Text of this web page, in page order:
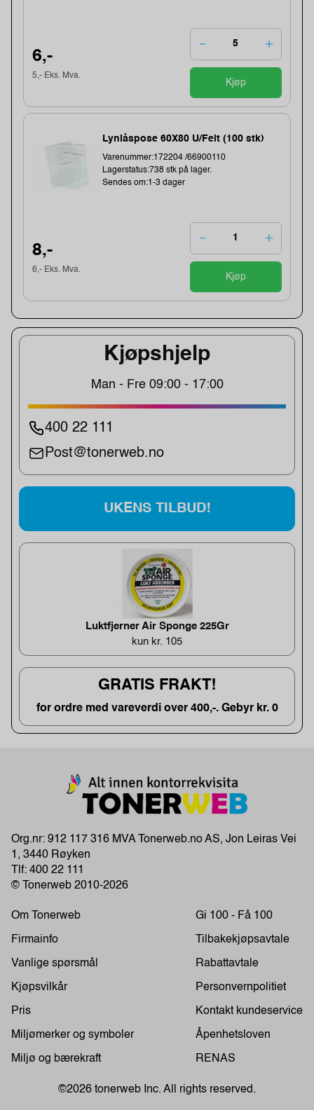
Kjøpshjelp
Man - Fre 09:00 - 17:00
400 22 111
Post@tonerweb.no
UKENS TILBUD!
Luktfjerner Air Sponge 225Gr
kun kr. 105
GRATIS FRAKT!
for ordre med vareverdi over 400,-. Gebyr kr. 0
6,-
5,- Eks. Mva.
Kjøp
Lynlåspose 60X80 U/Felt (100 stk)
Varenummer:172204 /66900110
Lagerstatus:738 stk på lager.
Sendes om:1-3 dager
8,-
6,- Eks. Mva.
Kjøp
Org.nr: 912 117 316 MVA Tonerweb.no AS, Jon Leiras Vei
1, 3440 Røyken
Tlf: 400 22 111
© Tonerweb 2010-2026
Om Tonerweb
Firmainfo
Vanlige spørsmål
Kjøpsvilkår
Pris
Miljømerker og symboler
Miljø og bærekraft
Gi 100 - Få 100
Tilbakekjøpsavtale
Rabattavtale
Personvernpolitiet
Kontakt kundeservice
Åpenhetsloven
RENAS
©2026 tonerweb Inc. All rights reserved.